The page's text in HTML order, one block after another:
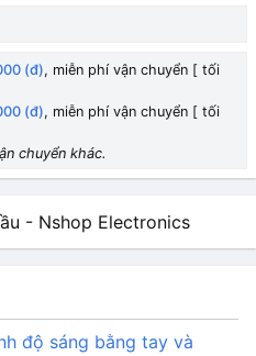
(đ), miễn phí vận chuyển [ tối
(đ), miễn phí vận chuyển [ tối
chuyển khác.
độ sáng bằng tay và